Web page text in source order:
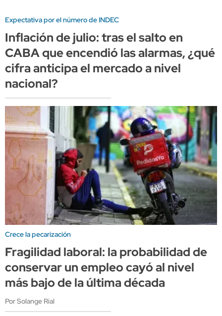
Expectativa por el número de INDEC
Inflación de julio: tras el salto en
CABA que encendió las alarmas, ¿qué
cifra anticipa el mercado a nivel
nacional?
Crece la pecarización
Fragilidad laboral: la probabilidad de
conservar un empleo cayó al nivel
más bajo de la última década
Por Solange Rial